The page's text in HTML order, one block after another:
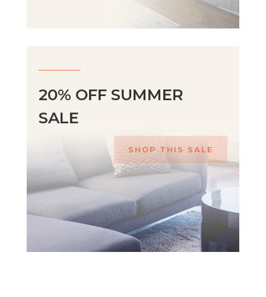
20% OFF SUMMER
SALE
SHOP THIS SALE